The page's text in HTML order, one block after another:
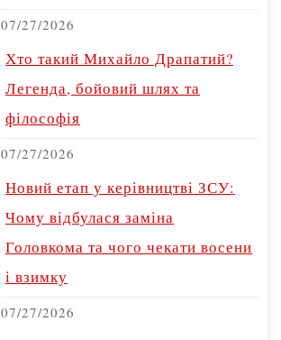
07/27/2026
Хто такий Михайло Драпатий?
Легенда, бойовий шлях та
філософія
07/27/2026
Новий етап у керівництві ЗСУ:
Чому відбулася заміна
Головкома та чого чекати восени
і взимку
07/27/2026